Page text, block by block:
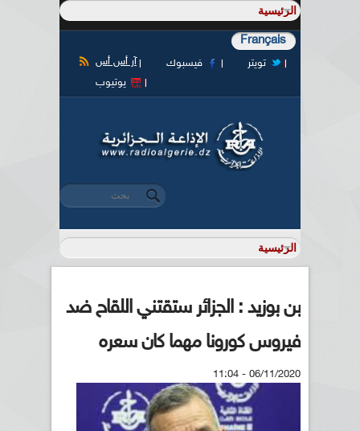
Français
آر أس أس فيسبوك
تويتر
يوتيوب
استمارة البحث
‏بحث ‏
بن بوزيد : الجزائر ستقتني اللقاح ضد
فيروس كورونا مهما كان سعره
06/11/2020 - 11:04